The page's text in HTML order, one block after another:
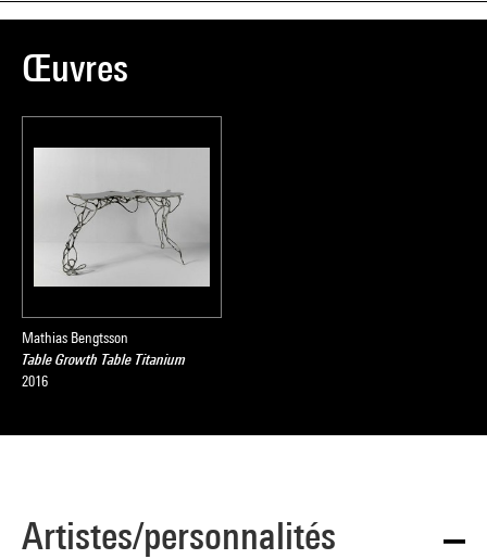
Œuvres
Mathias Bengtsson
Table Growth Table Titanium
2016
Artistes/personnalités